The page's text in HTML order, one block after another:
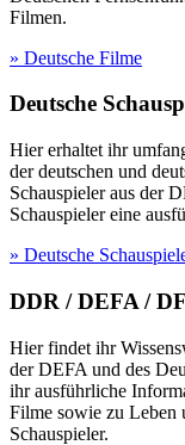
Filmen.
» Deutsche Filme
Deutsche
Hier erhaltet ihr
der deutschen und
Schauspieler aus der
Schauspieler eine
» Deutsche
DDR / DEFA /
Hier findet ihr
der DEFA und des
ihr ausführliche
Filme sowie zu
Schauspieler.